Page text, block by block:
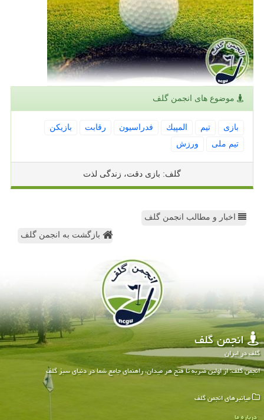
موضوع های انجمن گلف
بازی تیم المپیك فدراسیون رقابت
بازیكن
تیم ملی
ورزش
گلف: بازی دقت، زندگی لذت
اخبار و مطالب انجمن گلف
بازگشت به انجمن گلف
انجمن گلف
گلف در ایران
انجمن گلف: از اولین ضربه تا فتح هر میدان، راهنمای جامع شما در دنیای سبز گلف
میانبرهای انجمن گلف
درباره ما